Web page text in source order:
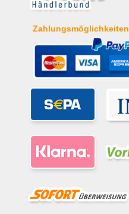
Zahlungsmöglichkeiten